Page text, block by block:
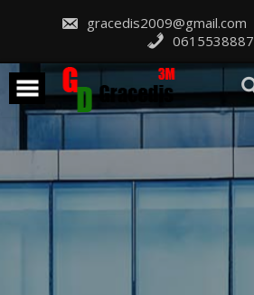
gracedis2009@gmail.com
0615538887